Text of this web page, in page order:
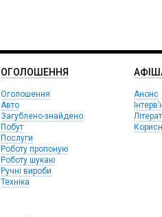
ОГОЛОШЕННЯ
Оголошення
Авто
Загублено-знайдено
Побут
Послуги
Роботу пропоную
Роботу шукаю
Ручні вироби
Техніка
Анонс